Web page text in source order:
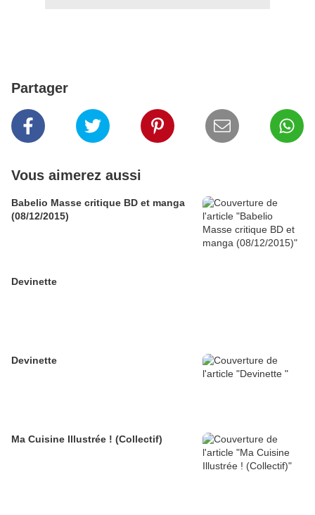
Partager
Vous aimerez aussi
Babelio Masse critique BD et manga
(08/12/2015)
Devinette
Devinette
Ma Cuisine Illustrée ! (Collectif)